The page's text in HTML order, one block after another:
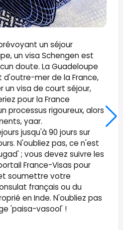
un séjour
un visa Schengen est
doute. La Guadeloupe
mer de la France,
un visa de court séjour,
pour la France
processus rigoureux, alors
yaar.
jusqu'à 90 jours sur
N'oubliez pas, ce n'est
; vous devez suivre les
France-Visas pour
soumettre votre
français ou du
en Inde. N'oubliez pas
'paisa-vasool' !